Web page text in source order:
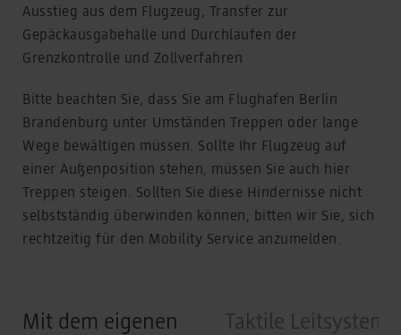
Ausstieg aus dem Flugzeug, Transfer zur
Gepäckausgabehalle und Durchlaufen der
Grenzkontrolle und Zollverfahren
Bitte beachten Sie, dass Sie am Flughafen Berlin
Brandenburg unter Umständen Treppen oder lange
Wege bewältigen müssen. Sollte Ihr Flugzeug auf
einer Außenposition stehen, müssen Sie auch hier
Treppen steigen. Sollten Sie diese Hindernisse nicht
selbstständig überwinden können, bitten wir Sie, sich
rechtzeitig für den Mobility Service anzumelden.
Mit dem eigenen
Taktile Leitsysteme